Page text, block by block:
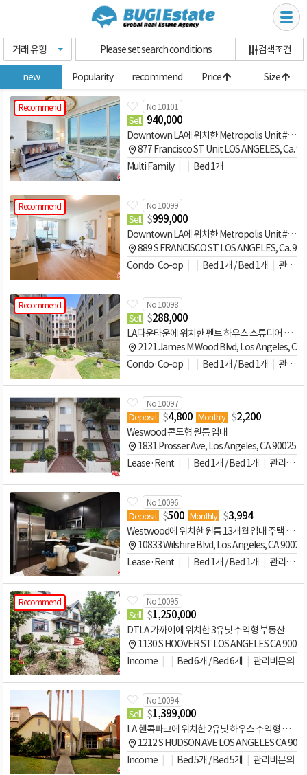
거래 유형 Please set search conditions 검색조건
new Popularity recommend Price Size
Recommend No 10101
Sell 940,000
Downtown LA에 위치한 Metropolis Unit #1001 콘도 매매
877 Francisco ST Unit LOS ANGELES, Ca.
Multi Family
Bed 1개
Recommend No 10099
Sell $999,000
Downtown LA에 위치한 Metropolis Unit #810 콘도 매매
889 S FRANCISCO ST LOS ANGELES, Ca.
Condo·Co-op
Bed 1개 / Bed 1개 관리비문의
Recommend No 10098
Sell $288,000
LA다운타운에 위치한 펜트 하우스 스튜디어 콘도
2121 James M Wood Blvd, Los Angeles, CA
Condo·Co-op
Bed 1개 / Bed 1개 관리비문의
No 10097
Deposit $4,800 Monthly $2,200
Weswood 콘도형 원룸 임대
1831 Prosser Ave, Los Angeles, CA 90025
Lease·Rent
Bed 1개 / Bed 1개 관리비문의
No 10096
Deposit $500 Monthly $3,994
Westwood에 위치한 원룸 13개월 임대 주택 THE LEGACY Unit #614
10833 Wilshire Blvd, Los Angeles, CA 90024
Lease·Rent
Bed 1개 / Bed 1개 관리비문의
Recommend No 10095
Sell $1,250,000
DTLA 가까이에 위치한 3유닛 수익형 부동산
1130 S HOOVER ST LOS ANGELES CA 90006
Income
Bed 6개 / Bed 6개 관리비문의
No 10094
Sell $1,399,000
LA 핸콕파크에 위치한 2유닛 하우스 수익형 부동산
1212 S HUDSON AVE LOS ANGELES CA
Income
Bed 5개 / Bed 5개 관리비문의